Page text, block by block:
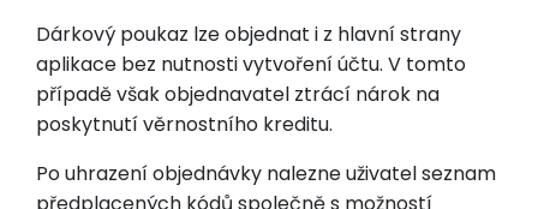
Dárkový poukaz lze objednat i z hlavní strany
aplikace bez nutnosti vytvoření účtu. V tomto
případě však objednavatel ztrácí nárok na
poskytnutí věrnostního kreditu.
Po uhrazení objednávky nalezne uživatel seznam
předplacených kódů společně s možností